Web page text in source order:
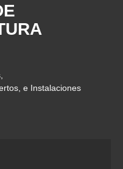
e Instalaciones